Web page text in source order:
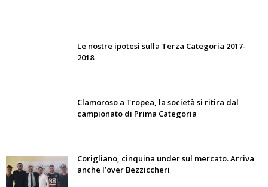
Le nostre ipotesi sulla Terza Categoria 2017-
2018
Clamoroso a Tropea, la società si ritira dal
campionato di Prima Categoria
Corigliano, cinquina under sul mercato. Arriva
anche l’over Bezziccheri